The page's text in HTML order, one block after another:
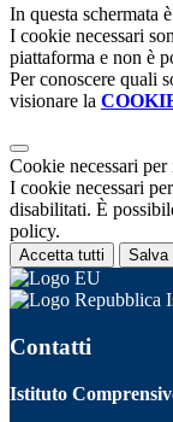
In questa schermata
I cookie necessari
piattaforma e non è
Per conoscere quali
visionare la
Cookie necessari
I cookie necessari
disabilitati. È
policy.
Accetta tutti Salva
Contatti
Istituto